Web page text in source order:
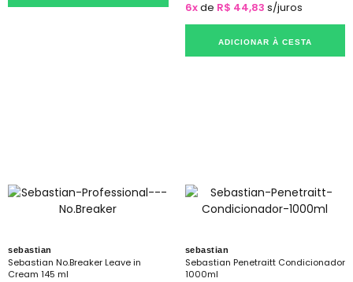
6xde R$ 44,83 s/juros
ADICIONAR À CESTA
sebastian
Sebastian No.Breaker Leave in
Cream 145 ml
sebastian
Sebastian Penetraitt Condicionador
1000ml